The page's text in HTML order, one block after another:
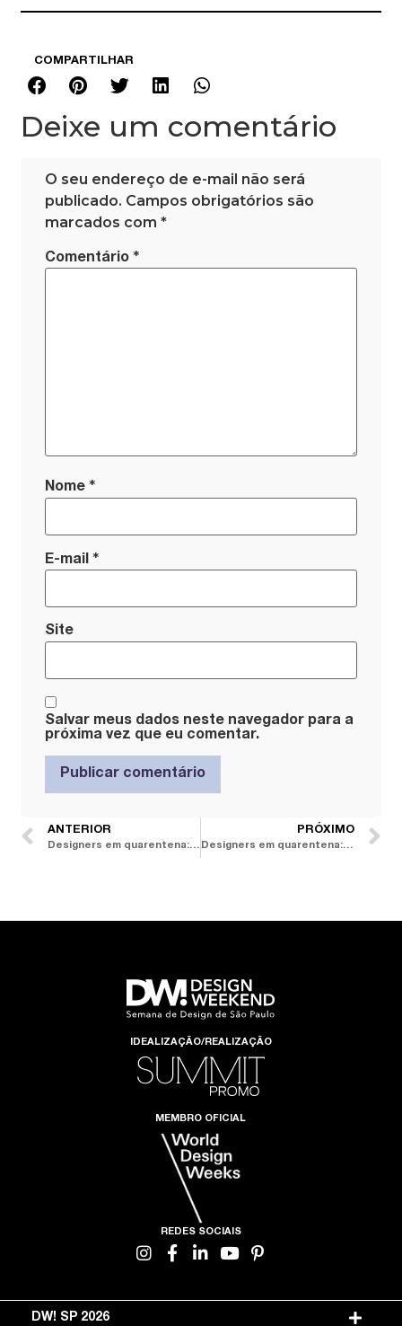
COMPARTILHAR
Deixe um comentário
O seu endereço de e-mail não será
publicado. Campos obrigatórios são
marcados com*
Comentário*
Nome*
E-mail*
Site
Salvar meus dados neste navegador para a
próxima vez que eu comentar.
ANTERIOR
Designers em quarentena: Leon Ades
PRÓXIMO
Designers em quarentena: Maria Fernanda Paes de Barros
IDEALIZAÇÃO/REALIZAÇÃO
MEMBRO OFICIAL
REDES SOCIAIS
DW! SP 2026